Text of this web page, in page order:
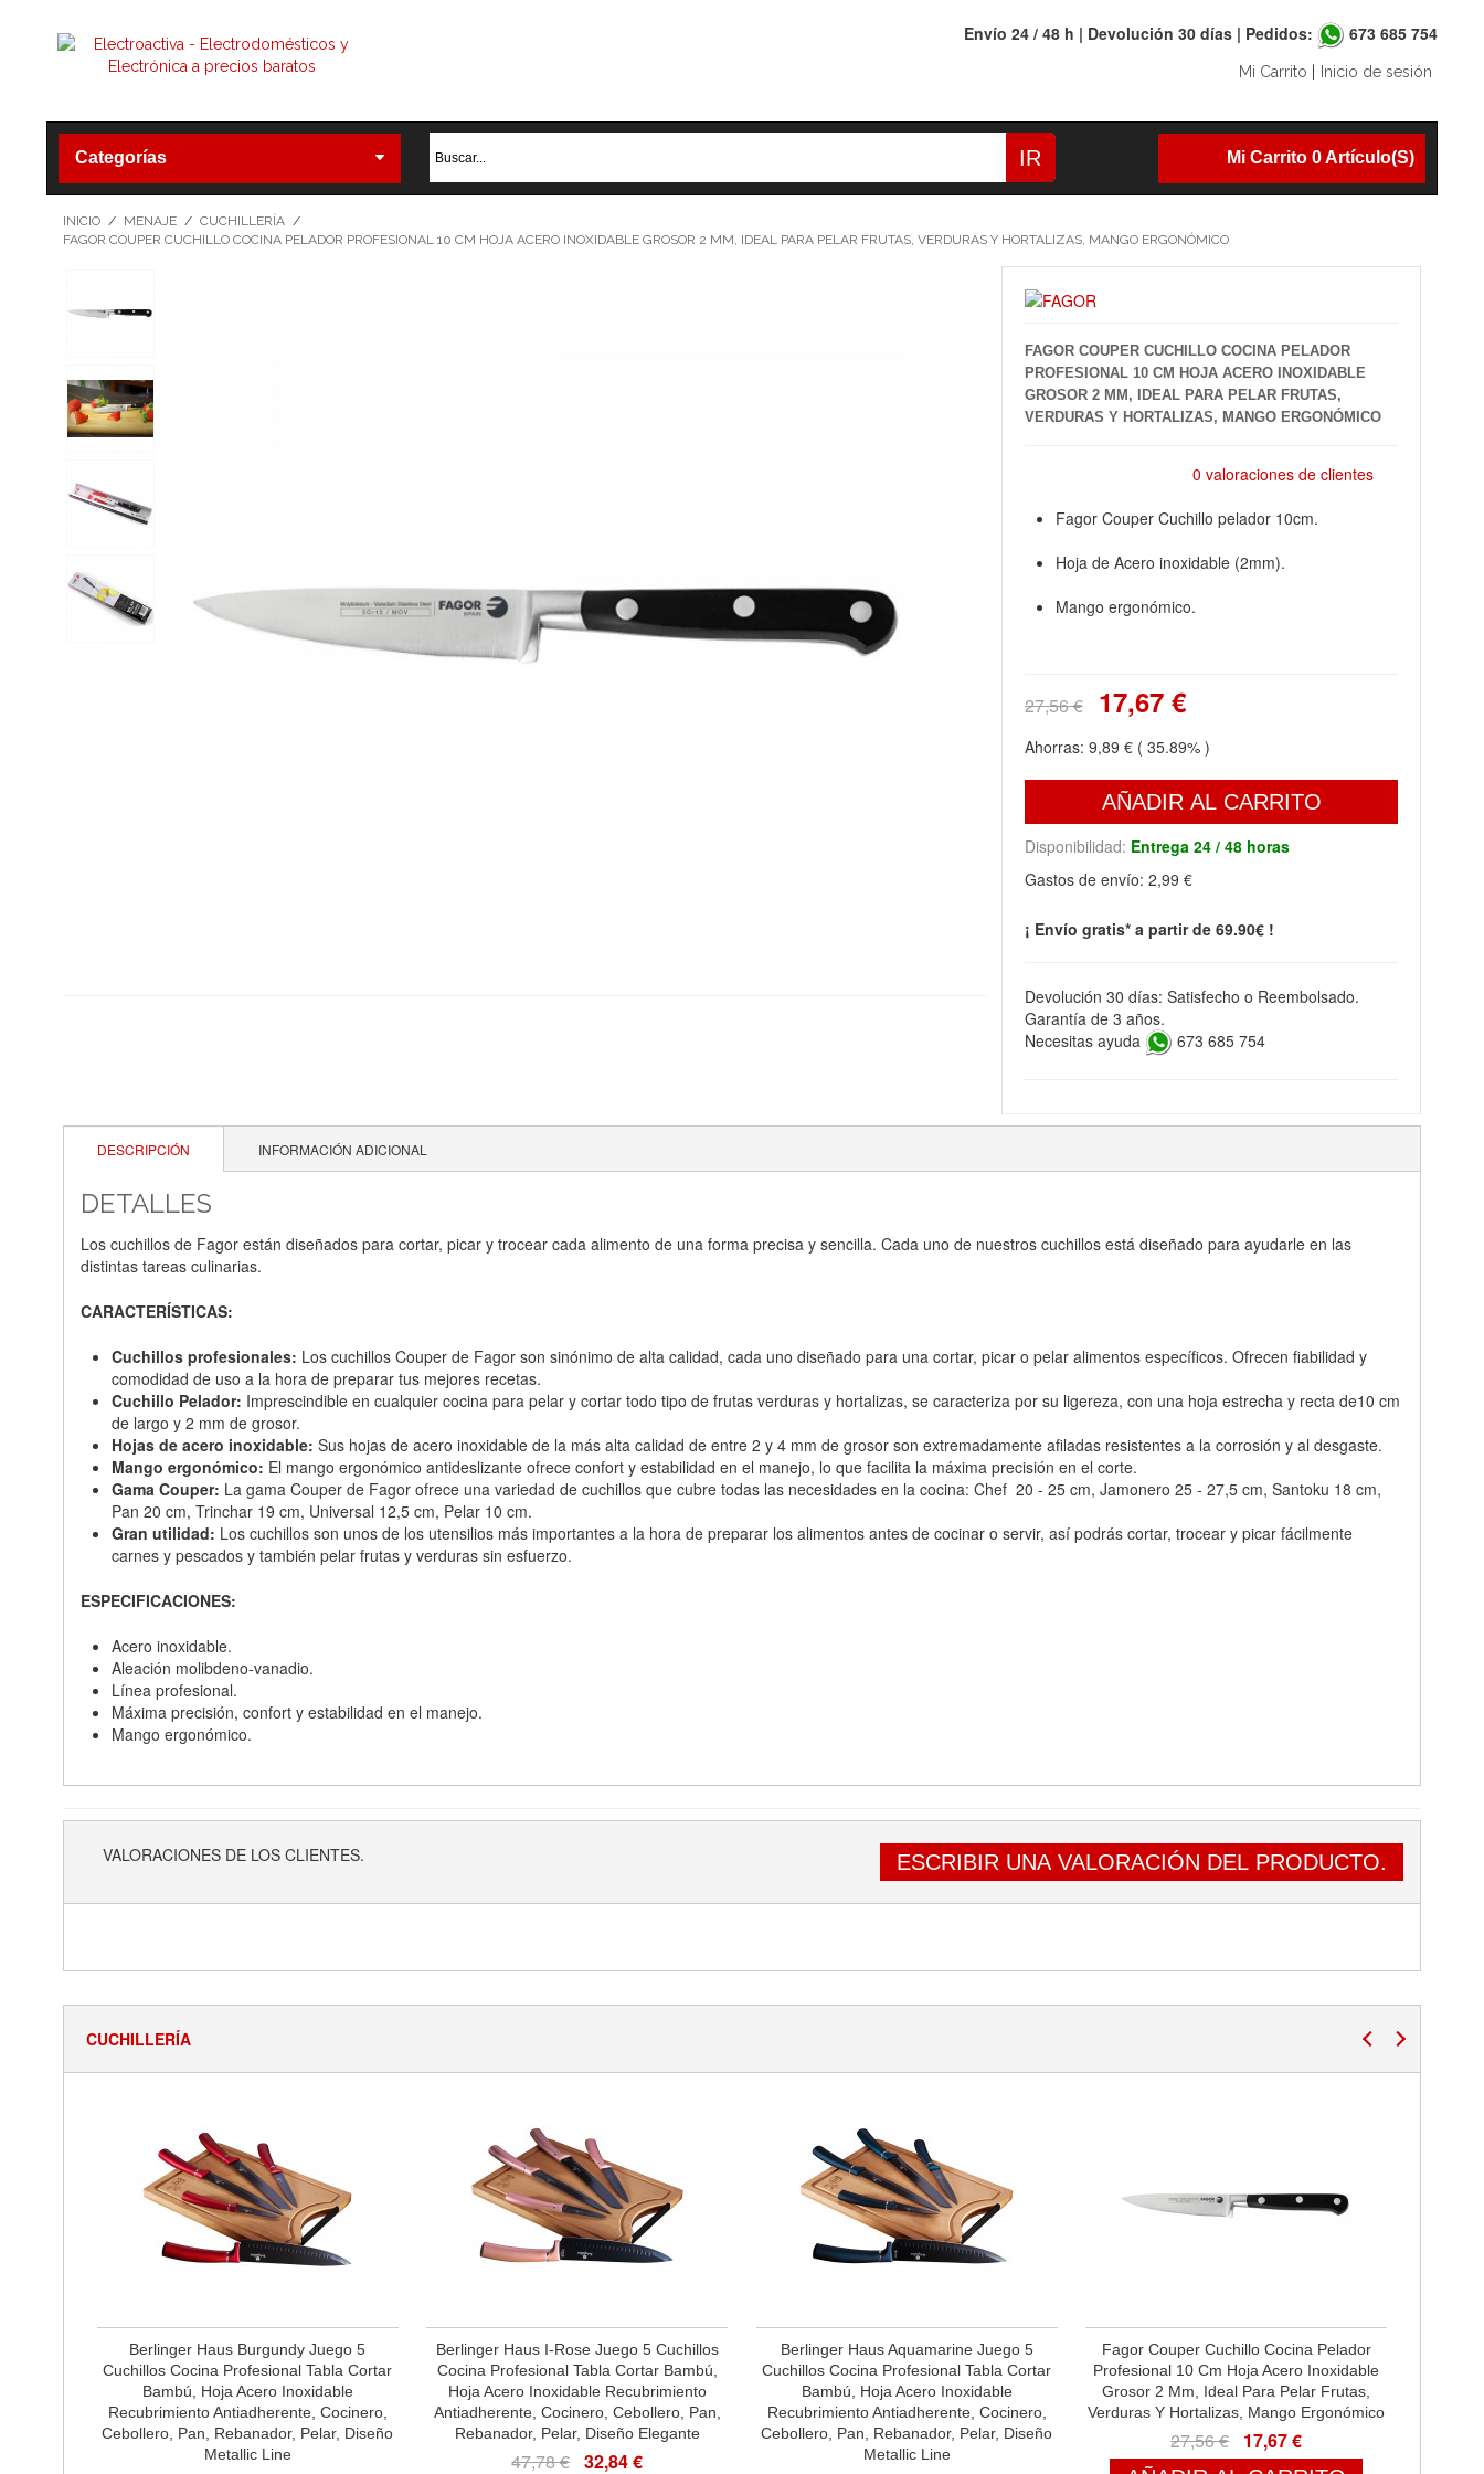
Envío 24 / 48 h | Devolución 30 días | Pedidos: 673 685 754
Mi Carrito Inicio de sesión
Categorías Mi Carrito 0 Artículo(s)
IR
INICIO / MENAJE / CUCHILLERÍA /
FAGOR COUPER CUCHILLO COCINA PELADOR PROFESIONAL 10 CM HOJA ACERO INOXIDABLE GROSOR 2 MM, IDEAL PARA PELAR FRUTAS, VERDURAS Y HORTALIZAS, MANGO ERGONÓMICO
FAGOR COUPER CUCHILLO COCINA PELADOR
PROFESIONAL 10 CM HOJA ACERO INOXIDABLE
GROSOR 2 MM, IDEAL PARA PELAR FRUTAS,
VERDURAS Y HORTALIZAS, MANGO ERGONÓMICO
0 valoraciones de clientes
Fagor Couper Cuchillo pelador 10cm.
Hoja de Acero inoxidable (2mm).
Mango ergonómico.
27,56 € 17,67 €
Ahorras: 9,89 € ( 35.89% )
AÑADIR AL CARRITO
Disponibilidad: Entrega 24 / 48 horas
Gastos de envío: 2,99 €
¡ Envío gratis* a partir de 69.90€ !
Devolución 30 días: Satisfecho o Reembolsado.
Garantía de 3 años.
Necesitas ayuda
673 685 754
DESCRIPCIÓN INFORMACIÓN ADICIONAL
DETALLES
Los cuchillos de Fagor están diseñados para cortar, picar y trocear cada alimento de una forma precisa y sencilla. Cada uno de nuestros cuchillos está diseñado para ayudarle en las
distintas tareas culinarias.
CARACTERÍSTICAS:
Cuchillos profesionales: Los cuchillos Couper de Fagor son sinónimo de alta calidad, cada uno diseñado para una cortar, picar o pelar alimentos específicos. Ofrecen fiabilidad y
comodidad de uso a la hora de preparar tus mejores recetas.
Cuchillo Pelador: Imprescindible en cualquier cocina para pelar y cortar todo tipo de frutas verduras y hortalizas, se caracteriza por su ligereza, con una hoja estrecha y recta de10 cm
de largo y 2 mm de grosor.
Hojas de acero inoxidable: Sus hojas de acero inoxidable de la más alta calidad de entre 2 y 4 mm de grosor son extremadamente afiladas resistentes a la corrosión y al desgaste.
Mango ergonómico: El mango ergonómico antideslizante ofrece confort y estabilidad en el manejo, lo que facilita la máxima precisión en el corte.
Gama Couper: La gama Couper de Fagor ofrece una variedad de cuchillos que cubre todas las necesidades en la cocina: Chef 20 - 25 cm, Jamonero 25 - 27,5 cm, Santoku 18 cm,
Pan 20 cm, Trinchar 19 cm, Universal 12,5 cm, Pelar 10 cm.
Gran utilidad: Los cuchillos son unos de los utensilios más importantes a la hora de preparar los alimentos antes de cocinar o servir, así podrás cortar, trocear y picar fácilmente
carnes y pescados y también pelar frutas y verduras sin esfuerzo.
ESPECIFICACIONES:
Acero inoxidable.
Aleación molibdeno-vanadio.
Línea profesional.
Máxima precisión, confort y estabilidad en el manejo.
Mango ergonómico.
VALORACIONES DE LOS CLIENTES. ESCRIBIR UNA VALORACIÓN DEL PRODUCTO.
CUCHILLERÍA
Berlinger Haus Burgundy Juego 5
Cuchillos Cocina Profesional Tabla Cortar
Bambú, Hoja Acero Inoxidable
Recubrimiento Antiadherente, Cocinero,
Cebollero, Pan, Rebanador, Pelar, Diseño
Metallic Line
Berlinger Haus I-Rose Juego 5 Cuchillos
Cocina Profesional Tabla Cortar Bambú,
Hoja Acero Inoxidable Recubrimiento
Antiadherente, Cocinero, Cebollero, Pan,
Rebanador, Pelar, Diseño Elegante
47,78 € 32,84 €
Berlinger Haus Aquamarine Juego 5
Cuchillos Cocina Profesional Tabla Cortar
Bambú, Hoja Acero Inoxidable
Recubrimiento Antiadherente, Cocinero,
Cebollero, Pan, Rebanador, Pelar, Diseño
Metallic Line
Fagor Couper Cuchillo Cocina Pelador
Profesional 10 Cm Hoja Acero Inoxidable
Grosor 2 Mm, Ideal Para Pelar Frutas,
Verduras Y Hortalizas, Mango Ergonómico
27,56 € 17,67 €